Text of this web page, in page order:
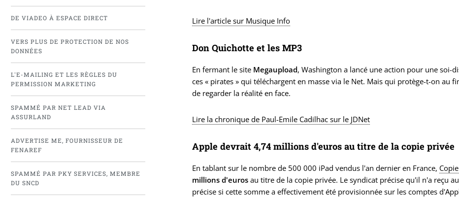
DE VIADEO À ESPACE DIRECT
VERS PLUS DE PROTECTION DE NOS
DONNÉES
L'E-MAILING ET LES RÈGLES DU
PERMISSION MARKETING
SPAMMÉ PAR NET LEAD VIA
ASSURLAND
ADVERTISE ME, FOURNISSEUR DE
FENAREF
SPAMMÉ PAR PKY SERVICES, MEMBRE
DU SNCD
Lire l'article sur Musique Info
Don Quichotte et les MP3
En fermant le site Megaupload, Washington a lancé une action pour une
ces « pirates » qui téléchargent en masse via le Net. Mais qui protège-t-on au
de regarder la réalité en face.
Lire la chronique de Paul-Emile Cadilhac sur le JDNet
Apple devrait 4,74 millions d'euros au titre de la copie privée
En tablant sur le nombre de 500 000 iPad vendus l'an dernier en France,
millions d'euros au titre de la copie privée. Le syndicat précise qu'il n'a reçu
précise si cette somme a effectivement été provisionnée sur les comptes